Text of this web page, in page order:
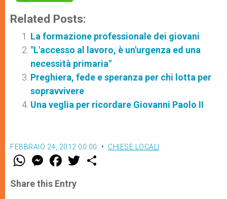
Related Posts:
La formazione professionale dei giovani
"L'accesso al lavoro, è un'urgenza ed una
necessità primaria"
Preghiera, fede e speranza per chi lotta per
sopravvivere
Una veglia per ricordare Giovanni Paolo II
FEBBRAIO 24, 2012 00:00 CHIESE LOCALI
W
t
s
M
e
s
e
F
a
e
b
w
Share this Entry